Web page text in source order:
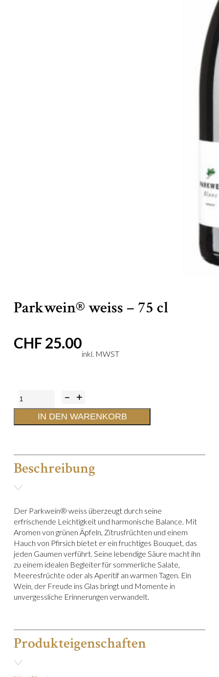
Parkwein® weiss – 75 cl
CHF25.00
Parkwein®
weiss
cl
Menge
IN DEN WARENKORB
Beschreibung
Der Parkwein® weiss überzeugt durch seine
erfrischende Leichtigkeit und harmonische Balance. Mit
Aromen von grünen Äpfeln, Zitrusfrüchten und einem
Hauch von Pfirsich bietet er ein fruchtiges Bouquet, das
jeden Gaumen verführt. Seine lebendige Säure macht ihn
zu einem idealen Begleiter für sommerliche Salate,
Meeresfrüchte oder als Aperitif an warmen Tagen. Ein
Wein, der Freude ins Glas bringt und Momente in
unvergessliche Erinnerungen verwandelt.
Produkteigenschaften